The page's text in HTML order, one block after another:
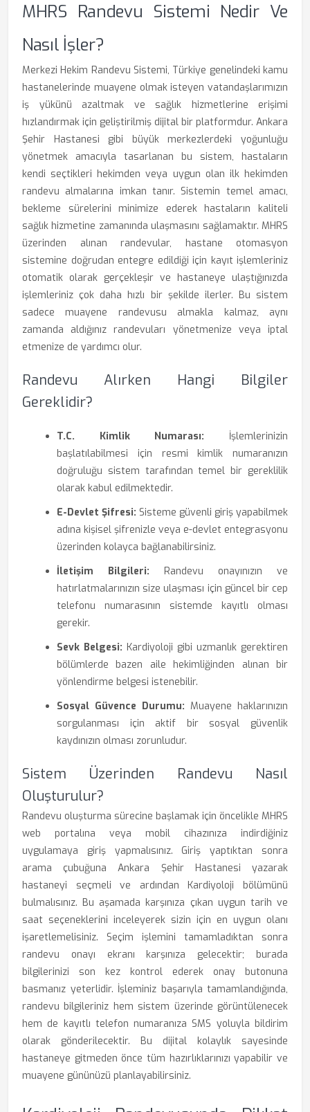
MHRS Randevu Sistemi Nedir Ve
Nasıl İşler?
Merkezi Hekim Randevu Sistemi, Türkiye genelindeki kamu
hastanelerinde muayene olmak isteyen vatandaşlarımızın
iş yükünü azaltmak ve sağlık hizmetlerine erişimi
hızlandırmak için geliştirilmiş dijital bir platformdur. Ankara
Şehir Hastanesi gibi büyük merkezlerdeki yoğunluğu
yönetmek amacıyla tasarlanan bu sistem, hastaların
kendi seçtikleri hekimden veya uygun olan ilk hekimden
randevu almalarına imkan tanır. Sistemin temel amacı,
bekleme sürelerini minimize ederek hastaların kaliteli
sağlık hizmetine zamanında ulaşmasını sağlamaktır. MHRS
üzerinden alınan randevular, hastane otomasyon
sistemine doğrudan entegre edildiği için kayıt işlemleriniz
otomatik olarak gerçekleşir ve hastaneye ulaştığınızda
işlemleriniz çok daha hızlı bir şekilde ilerler. Bu sistem
sadece muayene randevusu almakla kalmaz, aynı
zamanda aldığınız randevuları yönetmenize veya iptal
etmenize de yardımcı olur.
Randevu Alırken Hangi Bilgiler
Gereklidir?
T.C. Kimlik Numarası: İşlemlerinizin
başlatılabilmesi için resmi kimlik numaranızın
doğruluğu sistem tarafından temel bir gereklilik
olarak kabul edilmektedir.
E-Devlet Şifresi: Sisteme güvenli giriş yapabilmek
adına kişisel şifrenizle veya e-devlet entegrasyonu
üzerinden kolayca bağlanabilirsiniz.
İletişim Bilgileri: Randevu onayınızın ve
hatırlatmalarınızın size ulaşması için güncel bir cep
telefonu numarasının sistemde kayıtlı olması
gerekir.
Sevk Belgesi: Kardiyoloji gibi uzmanlık gerektiren
bölümlerde bazen aile hekimliğinden alınan bir
yönlendirme belgesi istenebilir.
Sosyal Güvence Durumu: Muayene haklarınızın
sorgulanması için aktif bir sosyal güvenlik
kaydınızın olması zorunludur.
Sistem Üzerinden Randevu Nasıl
Oluşturulur?
Randevu oluşturma sürecine başlamak için öncelikle MHRS
web portalına veya mobil cihazınıza indirdiğiniz
uygulamaya giriş yapmalısınız. Giriş yaptıktan sonra
arama çubuğuna Ankara Şehir Hastanesi yazarak
hastaneyi seçmeli ve ardından Kardiyoloji bölümünü
bulmalısınız. Bu aşamada karşınıza çıkan uygun tarih ve
saat seçeneklerini inceleyerek sizin için en uygun olanı
işaretlemelisiniz. Seçim işlemini tamamladıktan sonra
randevu onayı ekranı karşınıza gelecektir; burada
bilgilerinizi son kez kontrol ederek onay butonuna
basmanız yeterlidir. İşleminiz başarıyla tamamlandığında,
randevu bilgileriniz hem sistem üzerinde görüntülenecek
hem de kayıtlı telefon numaranıza SMS yoluyla bildirim
olarak gönderilecektir. Bu dijital kolaylık sayesinde
hastaneye gitmeden önce tüm hazırlıklarınızı yapabilir ve
muayene gününüzü planlayabilirsiniz.